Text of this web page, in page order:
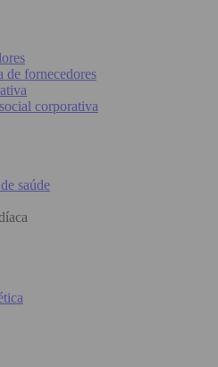
de fornecedores
corporativa
saúde